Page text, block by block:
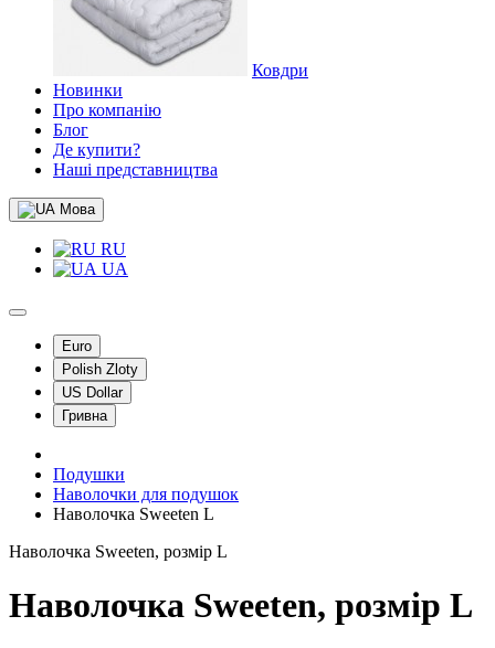
Ковдри
Новинки
Про компанію
Блог
Де купити?
Наші представництва
Мова
RU
UA
Euro
Polish Zloty
US Dollar
Гривна
Подушки
Наволочки для подушок
Наволочка Sweeten L
Наволочка Sweeten, розмір L
Наволочка Sweeten, розмір L